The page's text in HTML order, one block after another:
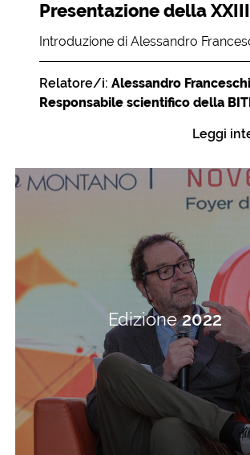
Presentazione della
Introduzione di Alessandro
Relatore/i: Alessandro
Responsabile scientifico della
Leggi
Edizione2022